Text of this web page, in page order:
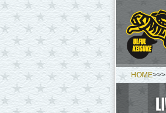
HOME>>>